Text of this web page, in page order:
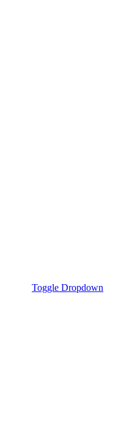
Toggle Dropdown